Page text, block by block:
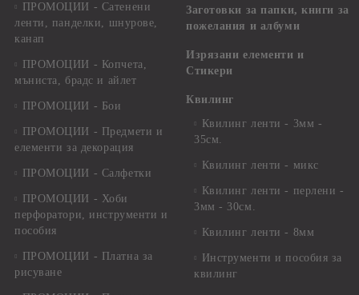
ПРОМОЦИИ - Сатенени
ленти, панделки, шнурове,
канап
ПРОМОЦИИ - Копчета,
мъниста, брадс и айлет
ПРОМОЦИИ - Бои
ПРОМОЦИИ - Предмети и
елементи за декорация
ПРОМОЦИИ - Салфетки
ПРОМОЦИИ - Хоби
перфоратори, инструменти и
пособия
ПРОМОЦИИ - Платна за
рисуване
Заготовки за папки, книги за
пожелания и албуми
Изрязани елементи и
Стикери
Квилинг
Квилинг ленти - 3мм -
35см.
Квилинг ленти - микс
Квилинг ленти - перлени -
3мм - 30см.
Квилинг ленти - 8мм
Инструменти и пособия за
квилинг